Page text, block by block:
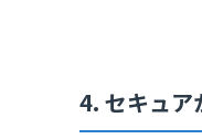
4. セキュア